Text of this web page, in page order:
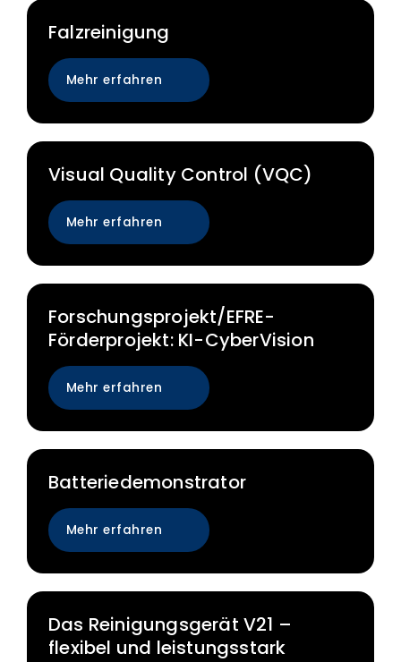
Falzreinigung
Mehr erfahren
Visual Quality Control (VQC)
Mehr erfahren
Forschungsprojekt/EFRE-
Förderprojekt: KI-CyberVision
Mehr erfahren
Batteriedemonstrator
Mehr erfahren
Das Reinigungsgerät V21 –
flexibel und leistungsstark